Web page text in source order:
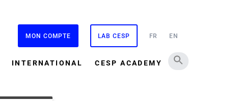
MON COMPTE LAB CESP FR EN
INTERNATIONAL CESP ACADEMY